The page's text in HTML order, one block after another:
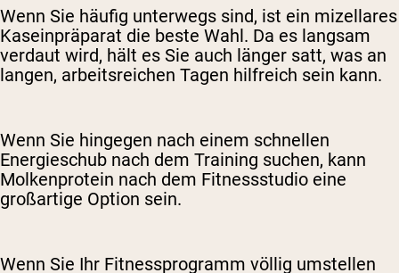
Wenn Sie häufig unterwegs sind, ist ein mizellares
Kaseinpräparat die beste Wahl. Da es langsam
verdaut wird, hält es Sie auch länger satt, was an
langen, arbeitsreichen Tagen hilfreich sein kann.
Wenn Sie hingegen nach einem schnellen
Energieschub nach dem Training suchen, kann
Molkenprotein nach dem Fitnessstudio eine
großartige Option sein.
Wenn Sie Ihr Fitnessprogramm völlig umstellen